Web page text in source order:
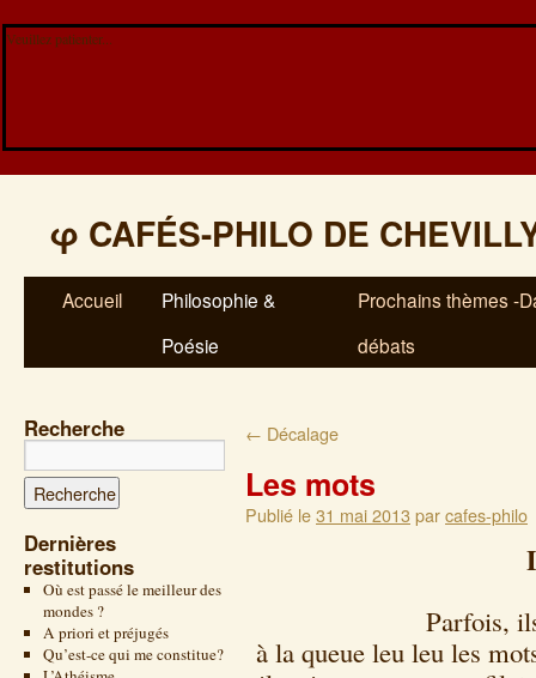
Veuillez patienter...
φ CAFÉS-PHILO DE
Accueil
Philosophie &
Poésie
Prochains thèmes -
débats
Recherche
Dernières
restitutions
Où est passé le meilleur des
mondes ?
A priori et préjugés
Qu’est-ce qui me constitue?
← Décalage
Les mots
Publié le31 mai 2013parcafes-philo
Parfois,
à la queue leu leu les